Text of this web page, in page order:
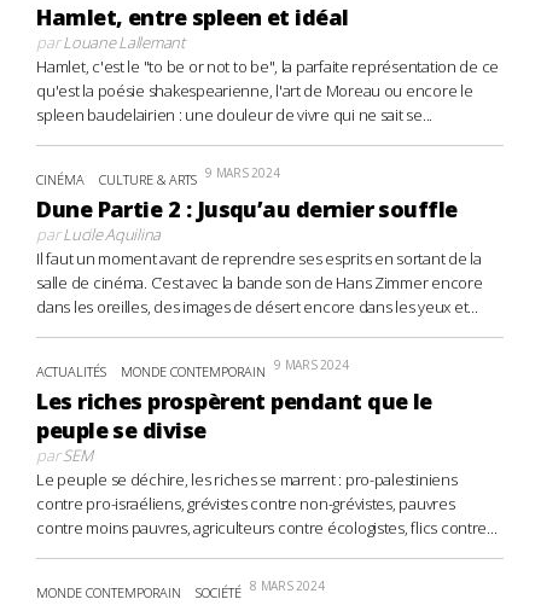
Hamlet, entre spleen et idéal
parLouane Lallemant
Hamlet, c'est le "to be or not to be", la parfaite représentation de ce
qu'est la poésie shakespearienne, l'art de Moreau ou encore le
spleen baudelairien : une douleur de vivre qui ne sait se...
CINÉMA CULTURE & ARTS 9 MARS 2024
Dune Partie 2 : Jusqu’au dernier souffle
parLucile Aquilina
Il faut un moment avant de reprendre ses esprits en sortant de la
salle de cinéma. C’est avec la bande son de Hans Zimmer encore
dans les oreilles, des images de désert encore dans les yeux et...
ACTUALITÉS MONDE CONTEMPORAIN 9 MARS 2024
Les riches prospèrent pendant que le
peuple se divise
parSEM
Le peuple se déchire, les riches se marrent : pro-palestiniens
contre pro-israéliens, grévistes contre non-grévistes, pauvres
contre moins pauvres, agriculteurs contre écologistes, flics contre...
MONDE CONTEMPORAIN SOCIÉTÉ 8 MARS 2024